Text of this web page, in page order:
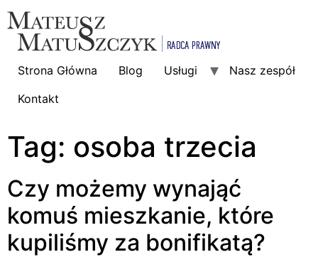
Strona Główna Blog Usługi
Nasz zespół
Kontakt
Tag: osoba trzecia
Czy możemy wynająć
komuś mieszkanie, które
kupiliśmy za bonifikatą?